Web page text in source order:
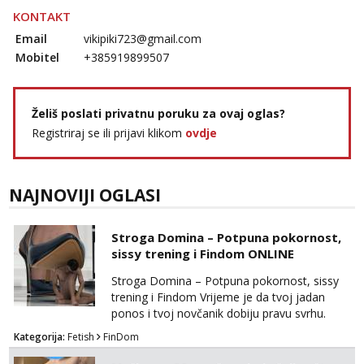
Učiteljica iz predgrađa traži...
Tel:064/677-677- Kod: #160
Obavijesti me kada se oslobodi
Alisa
Čekam tvoj poziv!
Tel:064/677-677- Kod: #106
Vanesa
Tel:064/677-677- Kod: #74
tel:0,93€ - mob:1,12€ min
Žana
Razgovaram :)
tel:0,93€ - mob:1,12€ min
KONTAKT
Email
vikipiki723@gmail.com
Mobitel
+385919899507
Želiš poslati privatnu poruku za ovaj oglas?
Registriraj se ili prijavi klikom ovdje
NAJNOVIJI OGLASI
Stroga Domina – Potpuna pokornost,
sissy trening i Findom ONLINE
Stroga Domina – Potpuna pokornost, sissy
trening i Findom Vrijeme je da tvoj jadan
ponos i tvoj novčanik dobiju pravu svrhu.
Inteligentna, hladna i beskompromisna
Domina preuzima potpunu kontrolu nad
Kategorija: Fetish FinDom